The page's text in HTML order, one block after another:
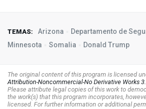
TEMAS: Arizona
Departamento de
Minnesota
Somalia Donald Trump
The original content of this program is licensed
Attribution-Noncommercial-No Derivative Works
Please attribute legal copies of this work to
the work(s) that this program incorporates,
licensed. For further information or additional